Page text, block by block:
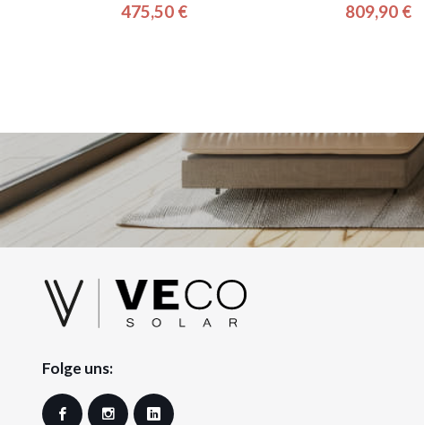
Preis
475,50 € Preis
809,90 €
Folge uns:
Facebook Instagram